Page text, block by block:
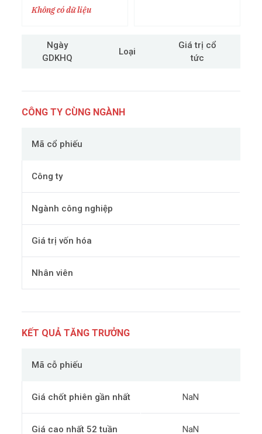
Không có dữ liệu
Ngày
GDKHQ
Loại
Giá trị cổ
tức
CÔNG TY CÙNG NGÀNH
Mã cổ phiếu
Công ty
Ngành công nghiệp
Giá trị vốn hóa
Nhân viên
KẾT QUẢ TĂNG TRƯỞNG
Mã cỗ phiếu
Giá chốt phiên gần nhất NaN
Giá cao nhất 52 tuần NaN